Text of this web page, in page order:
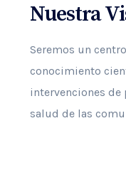
Nuestra
Seremos un
conocimiento
intervenciones
salud de las